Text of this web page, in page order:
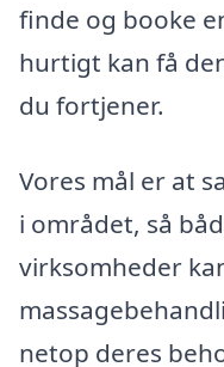
finde og booke
hurtigt kan få
du fortjener.
Vores mål er at
i området, så
virksomheder
netop deres